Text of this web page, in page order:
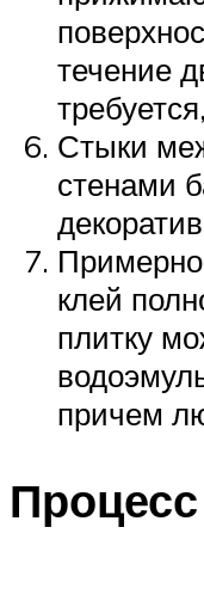
течение
Стыки
стенами
Примерно
клей
плитку
причем